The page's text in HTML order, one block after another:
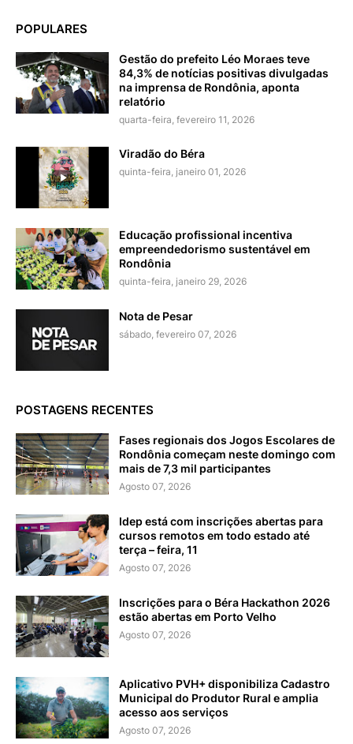
POPULARES
Gestão do prefeito Léo Moraes teve
84,3% de notícias positivas divulgadas
na imprensa de Rondônia, aponta
relatório
quarta-feira, fevereiro 11, 2026
Viradão do Béra
quinta-feira, janeiro 01, 2026
Educação profissional incentiva
empreendedorismo sustentável em
Rondônia
quinta-feira, janeiro 29, 2026
Nota de Pesar
sábado, fevereiro 07, 2026
POSTAGENS RECENTES
Fases regionais dos Jogos Escolares de
Rondônia começam neste domingo com
mais de 7,3 mil participantes
Agosto 07, 2026
Idep está com inscrições abertas para
cursos remotos em todo estado até
terça – feira, 11
Agosto 07, 2026
Inscrições para o Béra Hackathon 2026
estão abertas em Porto Velho
Agosto 07, 2026
Aplicativo PVH+ disponibiliza Cadastro
Municipal do Produtor Rural e amplia
acesso aos serviços
Agosto 07, 2026